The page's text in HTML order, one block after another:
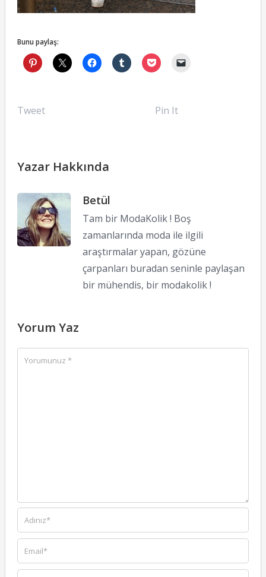
Bunu paylaş:
Tweet Pin It
Yazar Hakkında
Betül
Tam bir ModaKolik ! Boş
zamanlarında moda ile ilgili
araştırmalar yapan, gözüne
çarpanları buradan seninle paylaşan
bir mühendis, bir modakolik !
Yorum Yaz